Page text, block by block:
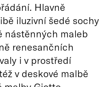
Hlavně
iluzivní šedé sochy
nástěnných maleb
renesančních
i v prostředí
v deskové malbě